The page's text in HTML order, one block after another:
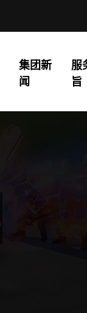
集团新
闻
服
旨